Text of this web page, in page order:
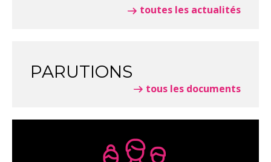
toutes les actualités
PARUTIONS
tous les documents